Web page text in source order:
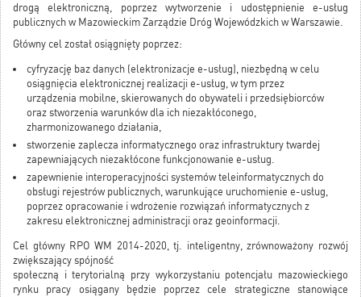
drogą elektroniczną, poprzez wytworzenie i udostępnienie e-usług
publicznych w Mazowieckim Zarządzie Dróg Wojewódzkich w Warszawie.
Główny cel został osiągnięty poprzez:
cyfryzację baz danych (elektronizacje e-usług), niezbędną w celu
osiągnięcia elektronicznej realizacji e-usług, w tym przez
urządzenia mobilne, skierowanych do obywateli i przedsiębiorców
oraz stworzenia warunków dla ich niezakłóconego,
zharmonizowanego działania,
stworzenie zaplecza informatycznego oraz infrastruktury twardej
zapewniających niezakłócone funkcjonowanie e-usług.
zapewnienie interoperacyjności systemów teleinformatycznych do
obsługi rejestrów publicznych, warunkujące uruchomienie e-usług,
poprzez opracowanie i wdrożenie rozwiązań informatycznych z
zakresu elektronicznej administracji oraz geoinformacji.
Cel główny RPO WM 2014-2020, tj. inteligentny, zrównoważony rozwój
zwiększający spójność
społeczną i terytorialną przy wykorzystaniu potencjału mazowieckiego
rynku pracy osiągany będzie poprzez cele strategiczne stanowiące